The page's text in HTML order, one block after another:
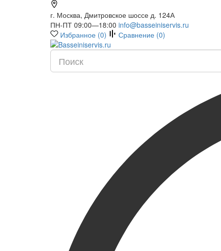
г. Москва, Дмитровское шоссе д. 124А
ПН-ПТ 09:00—18:00 info@basseiniservis.ru
Избранное (0) Сравнение (0)